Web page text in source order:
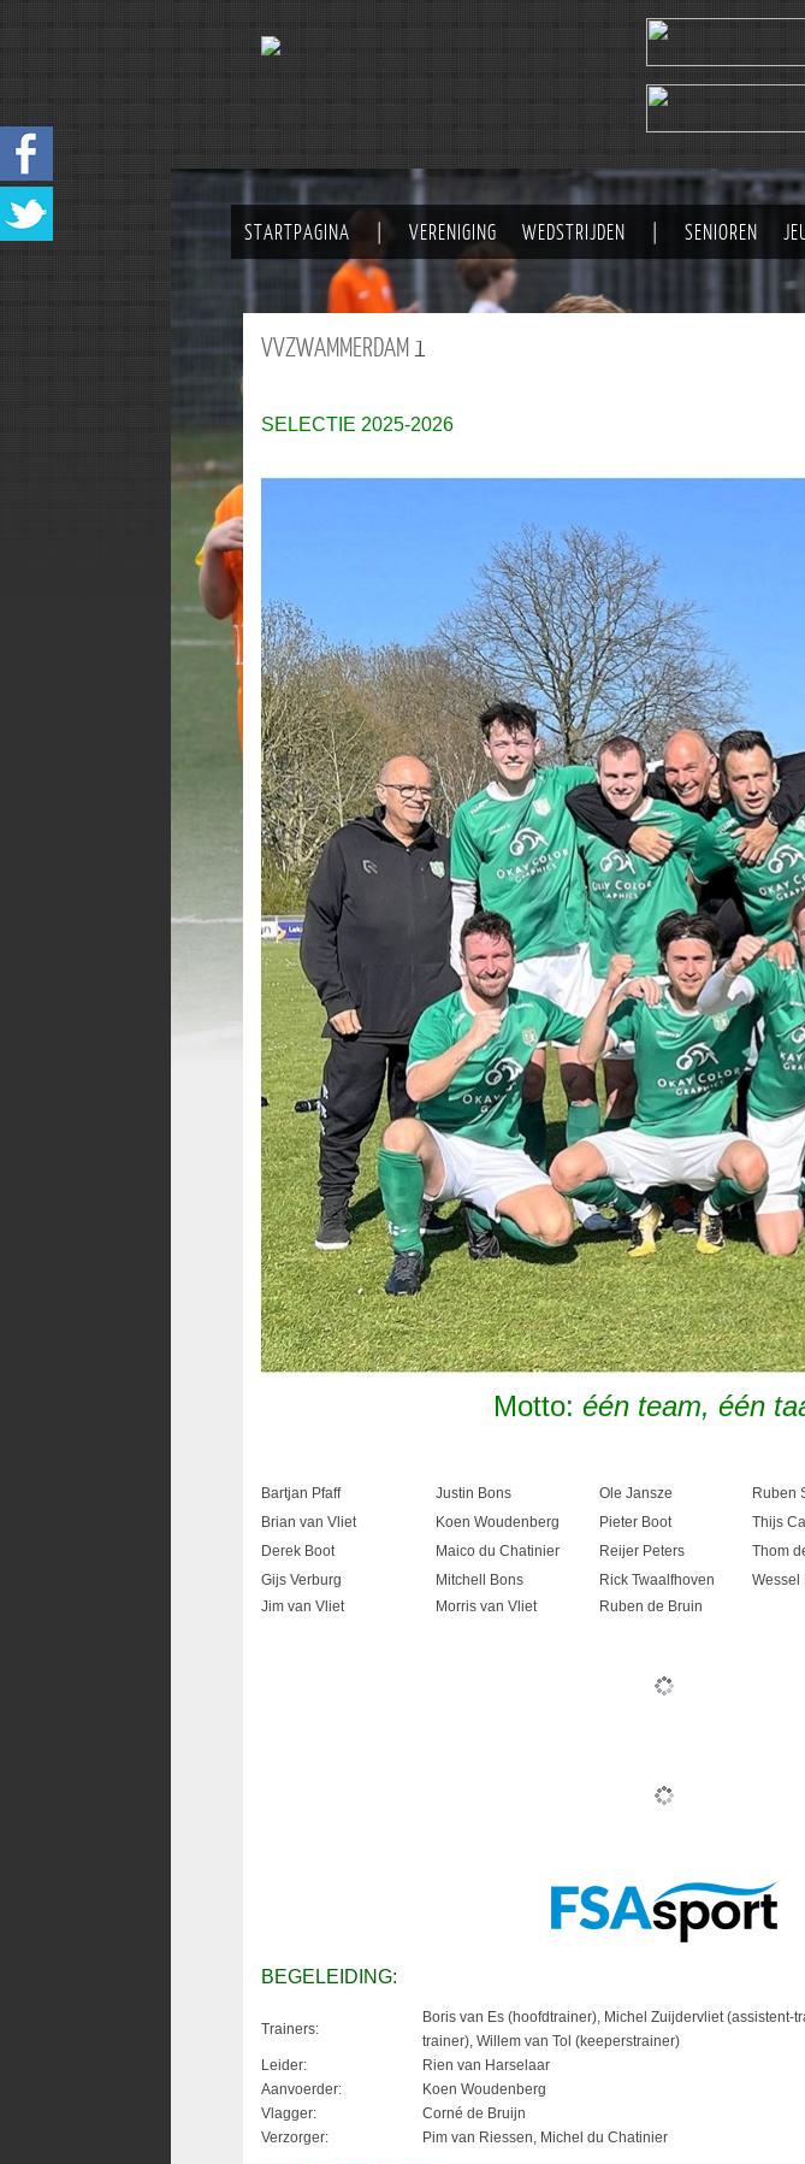
STARTPAGINA VERENIGING WEDSTRIJDEN SENIOREN
VVZWAMMERDAM1
SELECTIE 2025-2026
Motto: één team, één
Bartjan Pfaff Justin Bons Ole Jansze
Ruben
Brian van Vliet
Koen Woudenberg Pieter Boot
Thijs
Derek Boot
Maico du Chatinier Reijer Peters
Thom
Gijs Verburg
Mitchell Bons Rick Twaalfhoven
Wessel
Jim van Vliet
Morris van Vliet Ruben de Bruin
BEGELEIDING:
Trainers:
Boris van Es (hoofdtrainer), Michel Zuijdervliet (assistent-
trainer), Willem van Tol (keeperstrainer)
Leider:
Rien van Harselaar
Aanvoerder:
Koen Woudenberg
Vlagger:
Corné de Bruijn
Verzorger:
Pim van Riessen, Michel du Chatinier